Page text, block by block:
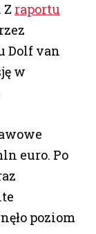
Z raportu
Dolf van
w
euro. Po
poziom